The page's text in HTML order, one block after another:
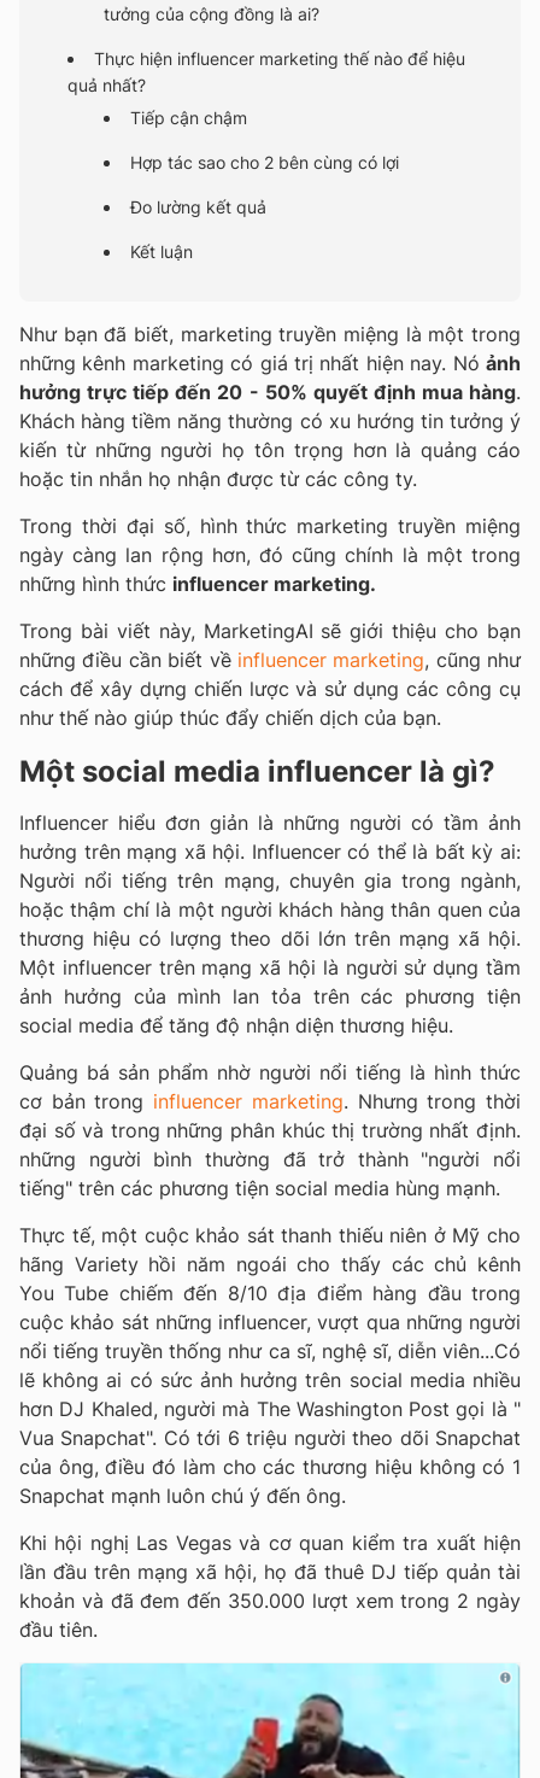
tưởng của cộng đồng là ai?
Thực hiện influencer marketing thế nào để hiệu
quả nhất?
Tiếp cận chậm
Hợp tác sao cho 2 bên cùng có lợi
Đo lường kết quả
Kết luận
Như bạn đã biết, marketing truyền miệng là một trong
những kênh marketing có giá trị nhất hiện nay. Nó ảnh
hưởng trực tiếp đến 20 - 50% quyết định mua hàng.
Khách hàng tiềm năng thường có xu hướng tin tưởng ý
kiến từ những người họ tôn trọng hơn là quảng cáo
hoặc tin nhắn họ nhận được từ các công ty.
Trong thời đại số, hình thức marketing truyền miệng
ngày càng lan rộng hơn, đó cũng chính là một trong
những hình thức influencer marketing.
Trong bài viết này, MarketingAI sẽ giới thiệu cho bạn
những điều cần biết về influencer marketing, cũng như
cách để xây dựng chiến lược và sử dụng các công cụ
như thế nào giúp thúc đẩy chiến dịch của bạn.
Một social media influencer là gì?
Influencer hiểu đơn giản là những người có tầm ảnh
hưởng trên mạng xã hội. Influencer có thể là bất kỳ ai:
Người nổi tiếng trên mạng, chuyên gia trong ngành,
hoặc thậm chí là một người khách hàng thân quen của
thương hiệu có lượng theo dõi lớn trên mạng xã hội.
Một influencer trên mạng xã hội là người sử dụng tầm
ảnh hưởng của mình lan tỏa trên các phương tiện
social media để tăng độ nhận diện thương hiệu.
Quảng bá sản phẩm nhờ người nổi tiếng là hình thức
cơ bản trong influencer marketing. Nhưng trong thời
đại số và trong những phân khúc thị trường nhất định.
những người bình thường đã trở thành "người nổi
tiếng" trên các phương tiện social media hùng mạnh.
Thực tế, một cuộc khảo sát thanh thiếu niên ở Mỹ cho
hãng Variety hồi năm ngoái cho thấy các chủ kênh
You Tube chiếm đến 8/10 địa điểm hàng đầu trong
cuộc khảo sát những influencer, vượt qua những người
nổi tiếng truyền thống như ca sĩ, nghệ sĩ, diễn viên...Có
lẽ không ai có sức ảnh hưởng trên social media nhiều
hơn DJ Khaled, người mà The Washington Post gọi là "
Vua Snapchat". Có tới 6 triệu người theo dõi Snapchat
của ông, điều đó làm cho các thương hiệu không có 1
Snapchat mạnh luôn chú ý đến ông.
Khi hội nghị Las Vegas và cơ quan kiểm tra xuất hiện
lần đầu trên mạng xã hội, họ đã thuê DJ tiếp quản tài
khoản và đã đem đến 350.000 lượt xem trong 2 ngày
đầu tiên.